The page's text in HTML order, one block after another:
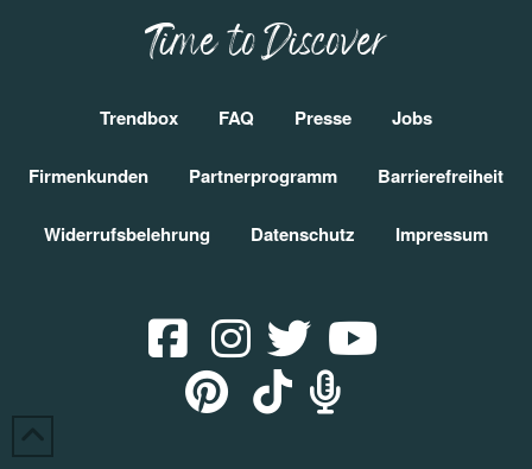
Time to Discover
Trendbox FAQ Presse Jobs
Firmenkunden Partnerprogramm Barrierefreiheit
Widerrufsbelehrung Datenschutz Impressum